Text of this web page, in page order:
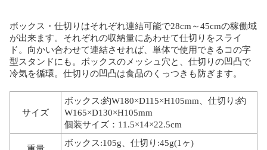
ボックス・仕切りはそれぞれ連結可能で28cm～45cmの稼働域
が出来ます。それぞれの収納量にあわせて仕切りをスライ
ド。向かい合わせて連結させれば、単体で使用できるコの字
型スタンドにも。ボックスのメッシュ穴と、仕切りの凹凸で
冷気を循環。仕切りの凹凸は食品のくっつきも防ぎます。
サイズ
ボックス:約W180×D115×H105mm、仕切り:約
W165×D130×H105mm
個装サイズ：11.5×14×22.5cm
ボックス:105g、仕切り:45g(1ヶ)